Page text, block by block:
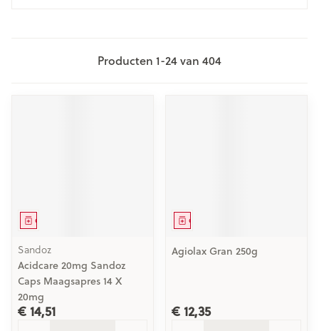
Producten 1-24van 404
Geneesmiddel
Sandoz
Acidcare 20mg Sandoz
Caps Maagsapres 14 X
20mg
€ 14,51
Geneesmiddel
Agiolax Gran 250g
€ 12,35